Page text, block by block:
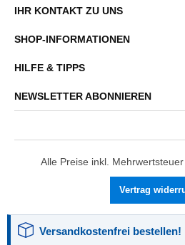
IHR KONTAKT ZU UNS
SHOP-INFORMATIONEN
HILFE & TIPPS
NEWSLETTER ABONNIEREN
Alle Preise inkl. Mehrwertsteuer
Vertrag
Versandkostenfrei bestellen!